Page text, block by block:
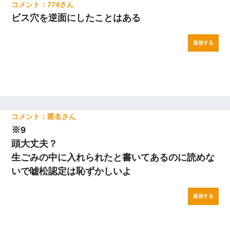
774
ビス穴を逆面にしたことはある
返信する
匿名
※9
頭大丈夫？
生ごみの中に入れられたと書いてあるのに読めな
いで嘘松認定は恥ずかしいよ
返信する